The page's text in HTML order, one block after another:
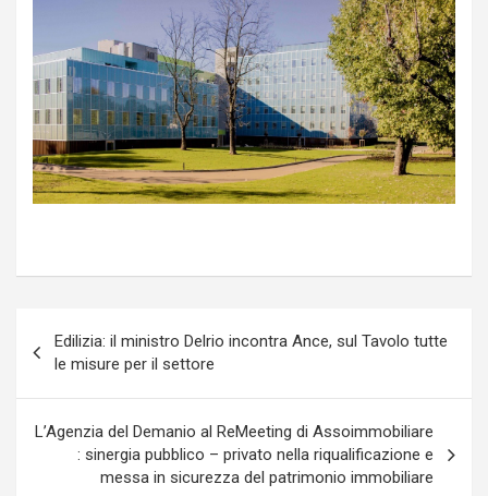
articoli
Edilizia: il ministro Delrio incontra Ance, sul Tavolo tutte
le misure per il settore
L’Agenzia del Demanio al ReMeeting di Assoimmobiliare
: sinergia pubblico – privato nella riqualificazione e
messa in sicurezza del patrimonio immobiliare